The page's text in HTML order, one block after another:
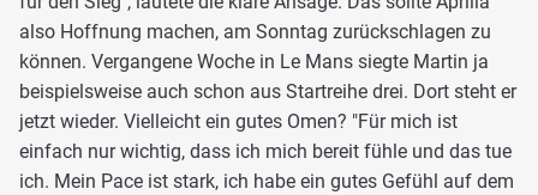
also Hoffnung machen, am Sonntag zurückschlagen zu
können. Vergangene Woche in Le Mans siegte Martin ja
beispielsweise auch schon aus Startreihe drei. Dort steht er
jetzt wieder. Vielleicht ein gutes Omen? "Für mich ist
einfach nur wichtig, dass ich mich bereit fühle und das tue
ich. Mein Pace ist stark, ich habe ein gutes Gefühl auf dem